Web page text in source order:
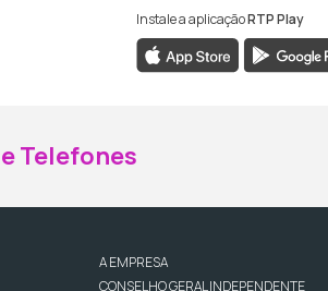
da RTP Madeira
da RTP Madeira
Instale a aplicaçãoRTP Play
Telefones
A EMPRESA
CONSELHO GERAL INDEPENDENTE